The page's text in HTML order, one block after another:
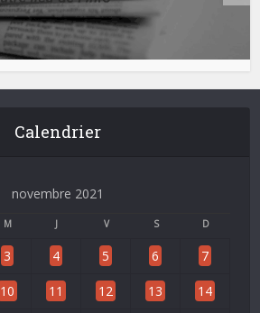
Calendrier
novembre 2021
M J V S D
3 4 5 6 7
10 11 12 13 14